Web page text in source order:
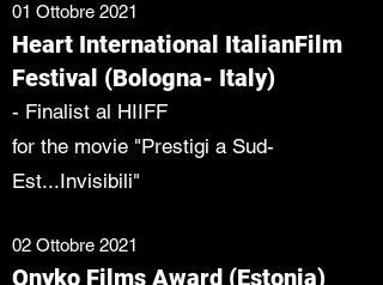
01 Ottobre 2021
Heart International ItalianFilm
Festival (Bologna- Italy)
- Finalist al HIIFF
for the movie "Prestigi a Sud-
Est...Invisibili"
02 Ottobre 2021
Onyko Films Award (Estonia)